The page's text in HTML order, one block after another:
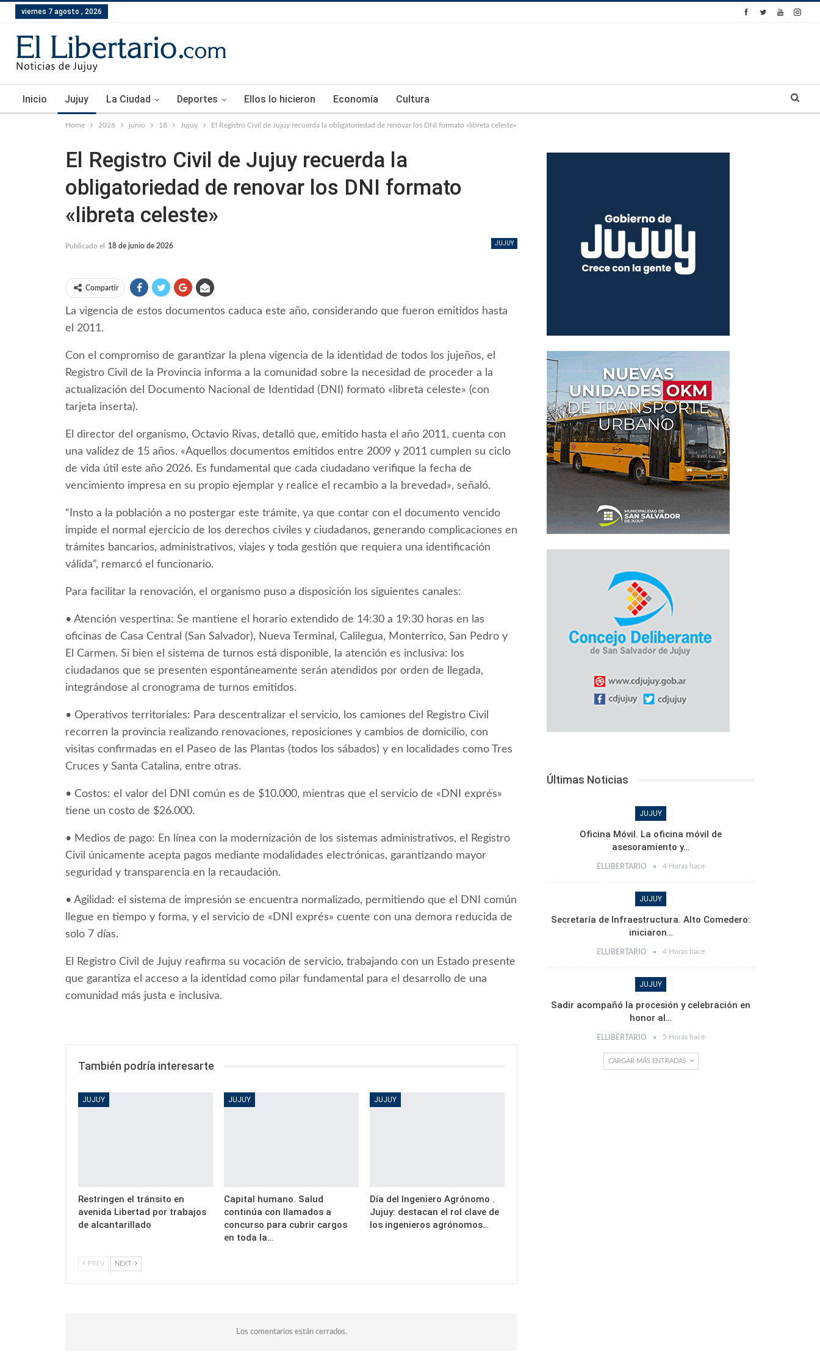
viernes 7 agosto , 2026
Inicio Jujuy La Ciudad Deportes Ellos lo hicieron Economía Cultura
Home 2026 junio 18 Jujuy El Registro Civil de Jujuy recuerda la obligatoriedad de renovar los DNI formato «libreta celeste»
El Registro Civil de Jujuy recuerda la
obligatoriedad de renovar los DNI formato
«libreta celeste»
JUJUY
Publicado el 18 de junio de 2026
Compartir
La vigencia de estos documentos caduca este año, considerando que fueron emitidos hasta
el 2011.
Con el compromiso de garantizar la plena vigencia de la identidad de todos los jujeños, el
Registro Civil de la Provincia informa a la comunidad sobre la necesidad de proceder a la
actualización del Documento Nacional de Identidad (DNI) formato «libreta celeste» (con
tarjeta inserta).
El director del organismo, Octavio Rivas, detalló que, emitido hasta el año 2011, cuenta con
una validez de 15 años. «Aquellos documentos emitidos entre 2009 y 2011 cumplen su ciclo
de vida útil este año 2026. Es fundamental que cada ciudadano verifique la fecha de
vencimiento impresa en su propio ejemplar y realice el recambio a la brevedad», señaló.
“Insto a la población a no postergar este trámite, ya que contar con el documento vencido
impide el normal ejercicio de los derechos civiles y ciudadanos, generando complicaciones en
trámites bancarios, administrativos, viajes y toda gestión que requiera una identificación
válida”, remarcó el funcionario.
Para facilitar la renovación, el organismo puso a disposición los siguientes canales:
• Atención vespertina: Se mantiene el horario extendido de 14:30 a 19:30 horas en las
oficinas de Casa Central (San Salvador), Nueva Terminal, Calilegua, Monterrico, San Pedro y
El Carmen. Si bien el sistema de turnos está disponible, la atención es inclusiva: los
ciudadanos que se presenten espontáneamente serán atendidos por orden de llegada,
integrándose al cronograma de turnos emitidos.
• Operativos territoriales: Para descentralizar el servicio, los camiones del Registro Civil
recorren la provincia realizando renovaciones, reposiciones y cambios de domicilio, con
visitas confirmadas en el Paseo de las Plantas (todos los sábados) y en localidades como Tres
Cruces y Santa Catalina, entre otras.
• Costos: el valor del DNI común es de $10.000, mientras que el servicio de «DNI exprés»
tiene un costo de $26.000.
• Medios de pago: En línea con la modernización de los sistemas administrativos, el Registro
Civil únicamente acepta pagos mediante modalidades electrónicas, garantizando mayor
seguridad y transparencia en la recaudación.
• Agilidad: el sistema de impresión se encuentra normalizado, permitiendo que el DNI común
llegue en tiempo y forma, y el servicio de «DNI exprés» cuente con una demora reducida de
solo 7 días.
El Registro Civil de Jujuy reafirma su vocación de servicio, trabajando con un Estado presente
que garantiza el acceso a la identidad como pilar fundamental para el desarrollo de una
comunidad más justa e inclusiva.
También podría interesarte
JUJUY
Restringen el tránsito en
avenida Libertad por trabajos
de alcantarillado
JUJUY
Capital humano. Salud
continúa con llamados a
concurso para cubrir cargos
en toda la…
JUJUY
Día del Ingeniero Agrónomo .
Jujuy: destacan el rol clave de
los ingenieros agrónomos…
PREV NEXT
Los comentarios están cerrados.
Últimas Noticias
JUJUY
Oficina Móvil. La oficina móvil de
asesoramiento y…
ELLIBERTARIO 4 Horas hace
JUJUY
Secretaría de Infraestructura. Alto Comedero:
iniciaron…
ELLIBERTARIO 4 Horas hace
JUJUY
Sadir acompañó la procesión y celebración en
honor al…
ELLIBERTARIO 5 Horas hace
CARGAR MÁS ENTRADAS